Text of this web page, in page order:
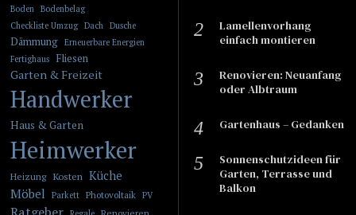
Boden
Bodenbelag
Checkliste Umzug Dach Dusche
Dämmung
Erneuerbare Energien
Fertighaus
Fliesen
Garten & Freizeit
Handwerker
Haus & Garten
Heimwerker
Heizung Kosten Küche
Möbel Parkett Photovoltaik PV
Lamellenvorhang
einfach montieren
​​Renovieren: Neuanfang
oder Albtraum
Gartenhaus – Gedanken
Sonnenschutzideen für
Garten, Terrasse und
Balkon